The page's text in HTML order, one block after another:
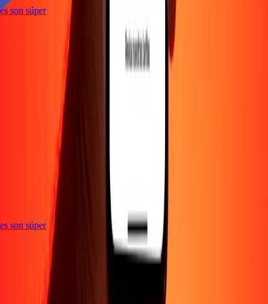
son súper
son súper